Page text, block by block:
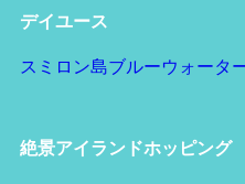
デイユース
スミロン島ブルーウォータ
絶景アイランドホッピング